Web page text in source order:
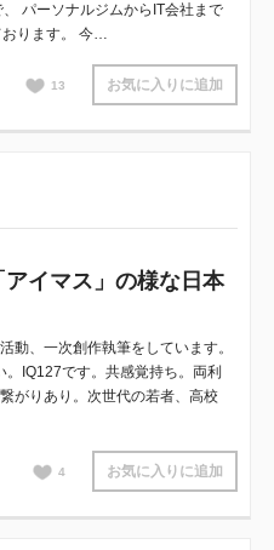
パーソナルジムからIT会社まで
おります。 今…
13 お気に入りに追加
アイマス」の様な日本
動、一次創作執筆をしています。
IQ127です。共感覚持ち。両利
がりあり。次世代の若者、高校
4 お気に入りに追加